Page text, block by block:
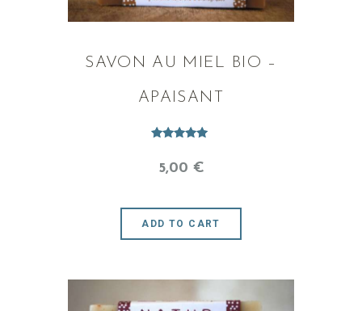
SAVON AU MIEL BIO –
APAISANT
5.00
sur 5
5,00 €
ADD TO CART